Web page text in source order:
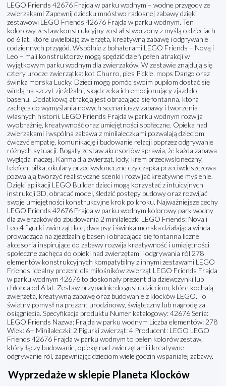
LEGO Friends 42676 Frajda w parku wodnym – wodne przygody ze
zwierzakami Zapewnij dziecku mnóstwo radosnej zabawy dzięki
zestawowi LEGO Friends 42676 Frajda w parku wodnym. Ten
kolorowy zestaw konstrukcyjny został stworzony z myślą o dzieciach
od 6 lat, które uwielbiają zwierzęta, kreatywną zabawę i odgrywanie
codziennych przygód. Wspólnie z bohaterami LEGO Friends – Novą i
Leo – mali konstruktorzy mogą spędzić dzień pełen atrakcji w
wyjątkowym parku wodnym dla zwierzaków. W zestawie znajdują się
cztery urocze zwierzątka: kot Churro, pies Pickle, mops Dango oraz
świnka morska Lucky. Dzieci mogą pomóc swoim pupilom dostać się
windą na szczyt zjeżdżalni, skąd czeka ich emocjonujący zjazd do
basenu. Dodatkową atrakcją jest obracająca się fontanna, która
zachęca do wymyślania nowych scenariuszy zabawy i tworzenia
własnych historii. LEGO Friends Frajda w parku wodnym rozwija
wyobraźnię, kreatywność oraz umiejętności społeczne. Opieka nad
zwierzakami i wspólna zabawa z minilaleczkami pozwalają dzieciom
ćwiczyć empatię, komunikację i budowanie relacji poprzez odgrywanie
różnych sytuacji. Bogaty zestaw akcesoriów sprawia, że każda zabawa
wygląda inaczej. Karma dla zwierząt, lody, krem przeciwsłoneczny,
telefon, piłka, okulary przeciwsłoneczne czy czapka przeciwdeszczowa
pozwalają tworzyć realistyczne scenki i rozwijać kreatywne myślenie.
Dzięki aplikacji LEGO Builder dzieci mogą korzystać z intuicyjnych
instrukcji 3D, obracać model, śledzić postępy budowy oraz rozwijać
swoje umiejętności konstrukcyjne krok po kroku. Najważniejsze cechy
LEGO Friends 42676 Frajda w parku wodnym kolorowy park wodny
dla zwierzaków do zbudowania 2 minilaleczki LEGO Friends: Nova i
Leo 4 figurki zwierząt: kot, dwa psy i świnka morska działająca winda
prowadząca na zjeżdżalnię basen i obracająca się fontanna liczne
akcesoria inspirujące do zabawy rozwija kreatywność i umiejętności
społeczne zachęca do opieki nad zwierzętami i odgrywania ról 278
elementów konstrukcyjnych kompatybilny z innymi zestawami LEGO
Friends Idealny prezent dla miłośników zwierząt LEGO Friends Frajda
w parku wodnym 42676 to doskonały prezent dla dziewczynki lub
chłopca od 6 lat. Zestaw przypadnie do gustu dzieciom, które kochają
zwierzęta, kreatywną zabawę oraz budowanie z klocków LEGO. To
świetny pomysł na prezent urodzinowy, świąteczny lub nagrodę za
osiągnięcia. Specyfikacja produktu Numer katalogowy: 42676 Seria:
LEGO Friends Nazwa: Frajda w parku wodnym Liczba elementów: 278
Wiek: 6+ Minilaleczki: 2 Figurki zwierząt: 4 Producent: LEGO LEGO
Friends 42676 Frajda w parku wodnym to pełen kolorów zestaw,
który łączy budowanie, opiekę nad zwierzętami i kreatywne
odgrywanie ról, zapewniając dzieciom wiele godzin wspaniałej zabawy.
Wyprzedaże w sklepie Planeta Klocków